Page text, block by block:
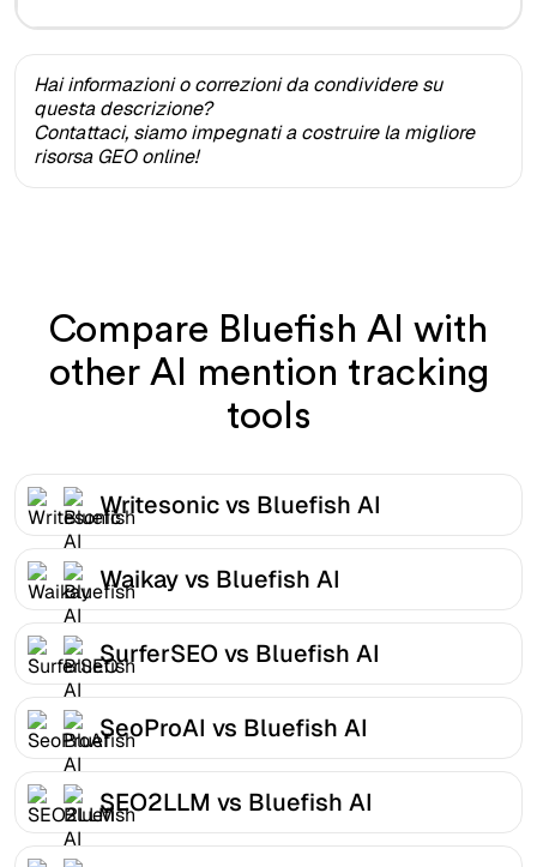
Hai informazioni o correzioni da condividere su
questa descrizione?
Contattaci, siamo impegnati a costruire la migliore
risorsa GEO online!
Compare Bluefish AI with
other AI mention tracking
tools
Writesonic vs Bluefish AI
Waikay vs Bluefish AI
SurferSEO vs Bluefish AI
SeoProAI vs Bluefish AI
SEO2LLM vs Bluefish AI